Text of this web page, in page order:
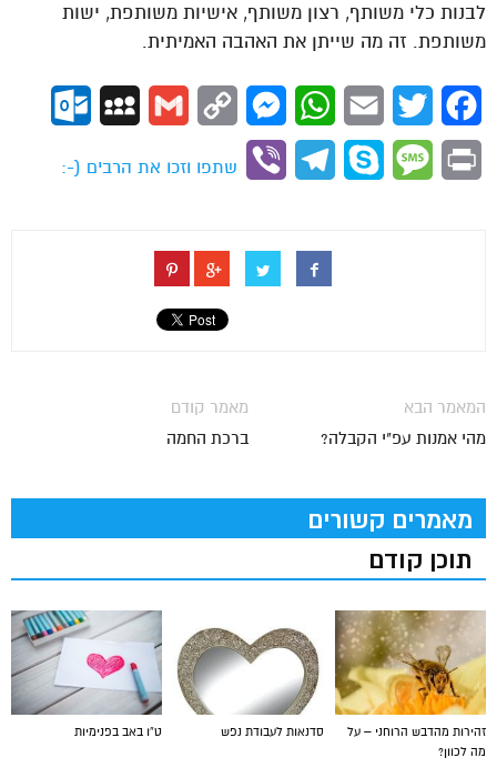
לבנות כלי משותף, רצון משותף, אישיות משותפת, ישות
משותפת. זה מה שייתן את האהבה האמיתית.
Facebook
Twitter
Email
WhatsApp
Messenger
Copy
Gmail
MySpace
Print
Message
Skype
Telegram
Viber
שתפו וזכו את הרבים (-:
מאמר קודם
ברכת החמה
המאמר הבא
מהי אמנות עפ"י הקבלה?
מאמרים קשורים
תוכן קודם
ט”ו באב בפנימיות סדנאות לעבודת נפש
זהירות מהדבש הרוחני – על
מה לכוון?